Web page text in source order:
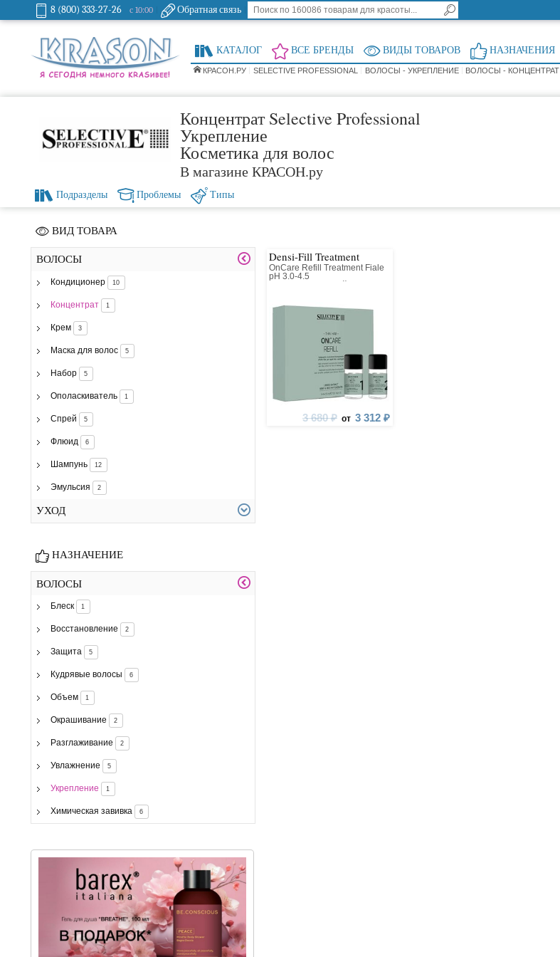
8 (800) 333-27-26 с 10:00 Обратная связь
КАТАЛОГ ВСЕ БРЕНДЫ ВИДЫ ТОВАРОВ НАЗНАЧЕНИЯ
КРАСОН.РУ SELECTIVE PROFESSIONAL ВОЛОСЫ - УКРЕПЛЕНИЕ ВОЛОСЫ - КОНЦЕНТРАТ
Концентрат Selective Professional
Укрепление
Косметика для волос
В магазине КРАСОН.ру
Подразделы Проблемы Типы
ВИД ТОВАРА
ВОЛОСЫ
Кондиционер 10
Концентрат 1
Крем 3
Маска для волос 5
Набор 5
Ополаскиватель 1
Спрей 5
Флюид 6
Шампунь 12
Эмульсия 2
УХОД
НАЗНАЧЕНИЕ
ВОЛОСЫ
Блеск 1
Восстановление 2
Защита 5
Кудрявые волосы 6
Объем 1
Окрашивание 2
Разглаживание 2
Увлажнение 5
Укрепление 1
Химическая завивка 6
Densi-Fill Treatment
OnCare Refill Treatment Fiale
pH 3.0-4.5
3 680 ₽ от 3 312 ₽